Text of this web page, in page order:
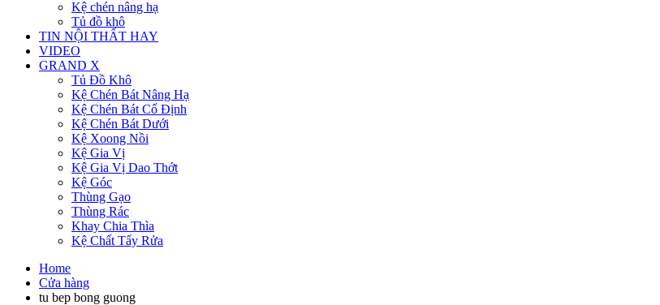
Kệ chén nâng hạ
Tủ đồ khô
TIN NỘI THẤT HAY
VIDEO
GRAND X
Tủ Đồ Khô
Kệ Chén Bát Nâng Hạ
Kệ Chén Bát Cố Định
Kệ Chén Bát Dưới
Kệ Xoong Nồi
Kệ Gia Vị
Kệ Gia Vị Dao Thớt
Kệ Góc
Thùng Gạo
Thùng Rác
Khay Chia Thìa
Kệ Chất Tẩy Rửa
Home
Cửa hàng
tu bep bong guong